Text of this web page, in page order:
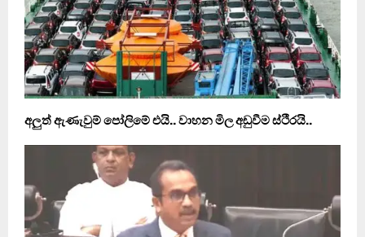
අලුත් ඇණැවුම් පෝලිමේ එයි.. වාහන මිල අඩුවීම ස්ථිරයි..